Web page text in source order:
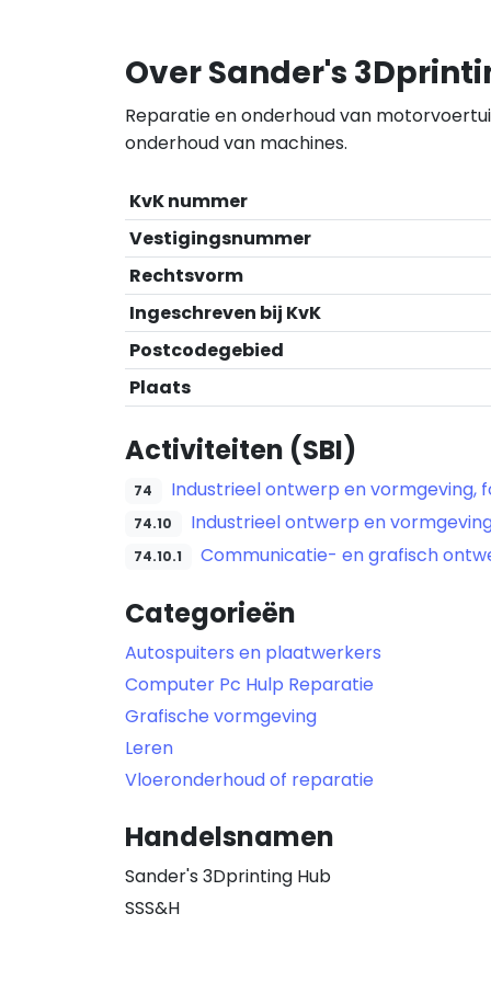
Over Sander's
Reparatie en onderhoud van
onderhoud van machines.
KvK nummer
Vestigingsnummer
Rechtsvorm
Ingeschreven bij KvK
Postcodegebied
Plaats
Activiteiten (SBI)
74 Industrieel ontwerp en vormgeving,
74.10 Industrieel ontwerp en
74.10.1 Communicatie- en grafisch
Categorieën
Autospuiters en plaatwerkers
Computer Pc Hulp Reparatie
Grafische vormgeving
Leren
Vloeronderhoud of reparatie
Handelsnamen
Sander's 3Dprinting Hub
SSS&H